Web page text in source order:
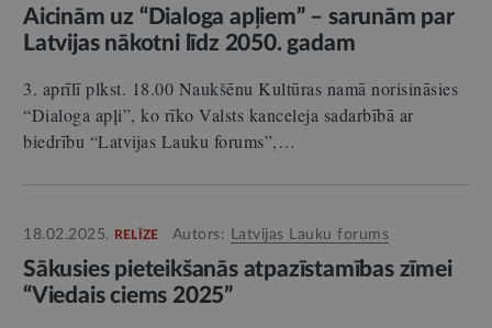
Aicinām uz “Dialoga apļiem” – sarunām par
Latvijas nākotni līdz 2050. gadam
3. aprīlī plkst. 18.00 Naukšēnu Kultūras namā norisināsies
“Dialoga apļi”, ko rīko Valsts kanceleja sadarbībā ar
biedrību “Latvijas Lauku forums”,…
18.02.2025. RELĪZE Autors: Latvijas Lauku forums
Sākusies pieteikšanās atpazīstamības zīmei
“Viedais ciems 2025”